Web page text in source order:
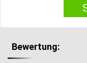
Bewertung: